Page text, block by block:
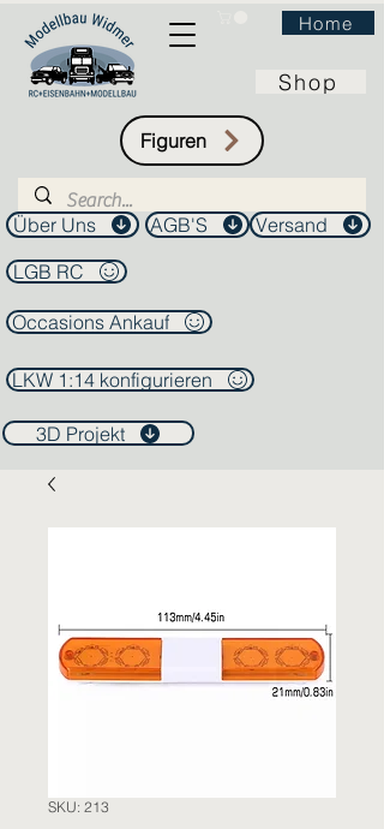
Home
Shop
Figuren
Über Uns AGB'S
Versand
LGB RC
Occasions Ankauf
LKW 1:14 konfigurieren
3D Projekt
SKU: 213